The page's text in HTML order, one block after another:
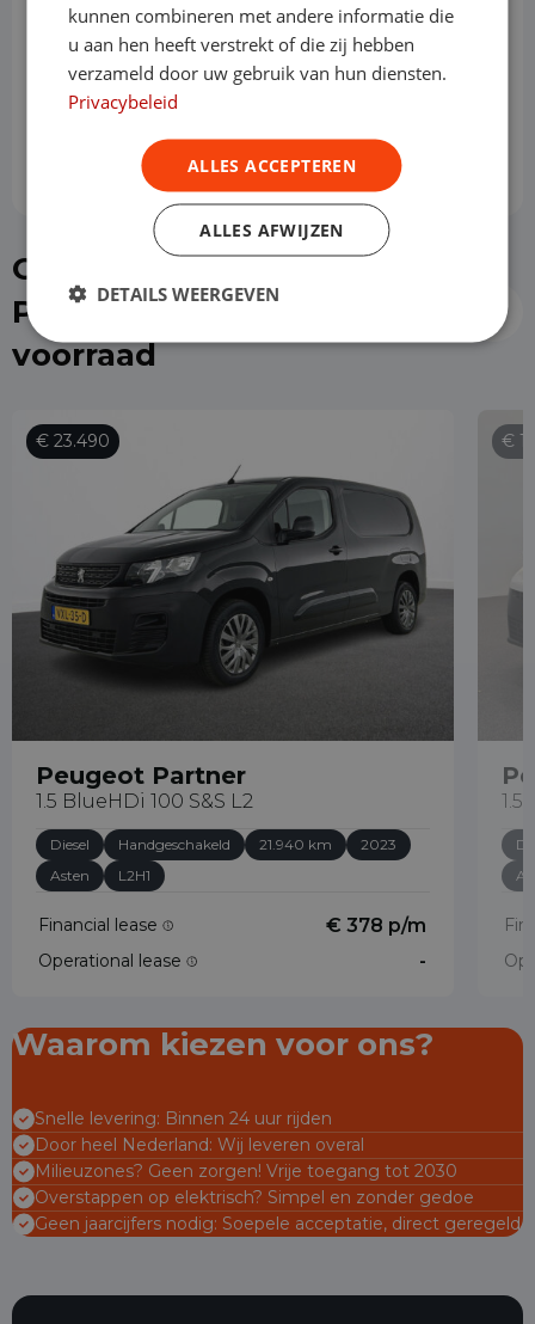
Slottermijn
€ 481,54
Of kies direct een
Peugeot Partner uit de
voorraad
€ 23.490
Peugeot Partner
1.5 BlueHDi 100 S&S L2
Diesel Handgeschakeld 21.940 km
2023
Asten
L2H1
Financial lease € 378 p/m
Operational lease -
€
Waarom kiezen voor ons?
Snelle levering: Binnen 24 uur rijden
Door heel Nederland: Wij leveren overal
Milieuzones? Geen zorgen! Vrije toegang tot 2030
Overstappen op elektrisch? Simpel en zonder gedoe
Geen jaarcijfers nodig: Soepele acceptatie, direct geregeld
kunnen combineren met andere informatie die
u aan hen heeft verstrekt of die zij hebben
verzameld door uw gebruik van hun diensten.
Privacybeleid
ALLES ACCEPTEREN
ALLES AFWIJZEN
DETAILS WEERGEVEN